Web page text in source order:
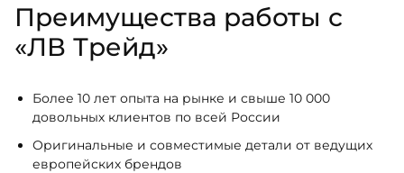
Преимущества работы с
«ЛВ Трейд»
Более 10 лет опыта на рынке и свыше 10 000
довольных клиентов по всей России
Оригинальные и совместимые детали от ведущих
европейских брендов